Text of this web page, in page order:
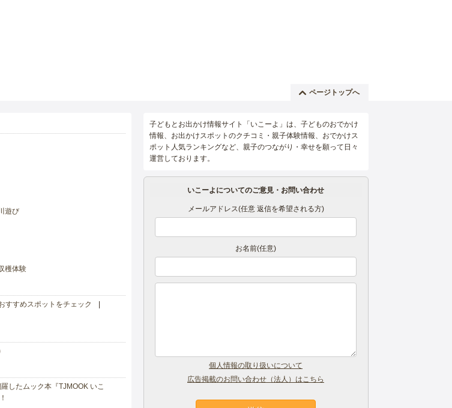
ページトップへ
遊び
穫体験
すすめスポットをチェック
したムック本『TJMOOK いこ
子どもとお出かけ情報サイト「いこーよ」は、子どものおでかけ
情報、お出かけスポットのクチコミ・親子体験情報、おでかけス
ポット人気ランキングなど、親子のつながり・幸せを願って日々
運営しております。
いこーよについてのご意見・お問い合わせ
メールアドレス(任意 返信を希望される方)
お名前(任意)
個人情報の取り扱いについて
広告掲載のお問い合わせ（法人）はこちら